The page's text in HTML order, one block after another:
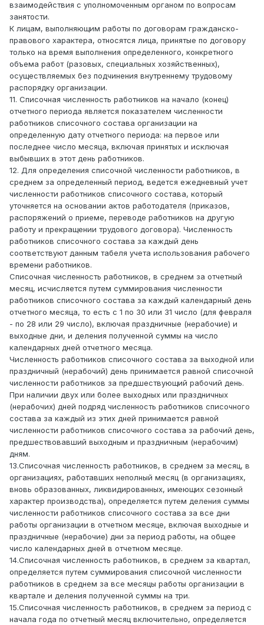
взаимодействия с уполномоченным органом по вопросам
занятости.
К лицам, выполняющим работы по договорам гражданско-
правового характера, относятся лица, принятые по договору
только на время выполнения определенного, конкретного
объема работ (разовых, специальных хозяйственных),
осуществляемых без подчинения внутреннему трудовому
распорядку организации.
11. Списочная численность работников на начало (конец)
отчетного периода является показателем численности
работников списочного состава организации на
определенную дату отчетного периода: на первое или
последнее число месяца, включая принятых и исключая
выбывших в этот день работников.
12. Для определения списочной численности работников, в
среднем за определенный период, ведется ежедневный учет
численности работников списочного состава, который
уточняется на основании актов работодателя (приказов,
распоряжений о приеме, переводе работников на другую
работу и прекращении трудового договора). Численность
работников списочного состава за каждый день
соответствуют данным табеля учета использования рабочего
времени работников.
Списочная численность работников, в среднем за отчетный
месяц, исчисляется путем суммирования численности
работников списочного состава за каждый календарный день
отчетного месяца, то есть с 1 по 30 или 31 число (для февраля
- по 28 или 29 число), включая праздничные (нерабочие) и
выходные дни, и деления полученной суммы на число
календарных дней отчетного месяца.
Численность работников списочного состава за выходной или
праздничный (нерабочий) день принимается равной списочной
численности работников за предшествующий рабочий день.
При наличии двух или более выходных или праздничных
(нерабочих) дней подряд численность работников списочного
состава за каждый из этих дней принимается равной
численности работников списочного состава за рабочий день,
предшествовавший выходным и праздничным (нерабочим)
дням.
13.Списочная численность работников, в среднем за месяц, в
организациях, работавших неполный месяц (в организациях,
вновь образованных, ликвидированных, имеющих сезонный
характер производства), определяется путем деления суммы
численности работников списочного состава за все дни
работы организации в отчетном месяце, включая выходные и
праздничные (нерабочие) дни за период работы, на общее
число календарных дней в отчетном месяце.
14.Списочная численность работников, в среднем за квартал,
определяется путем суммирования списочной численности
работников в среднем за все месяцы работы организации в
квартале и деления полученной суммы на три.
15.Списочная численность работников, в среднем за период с
начала года по отчетный месяц включительно, определяется